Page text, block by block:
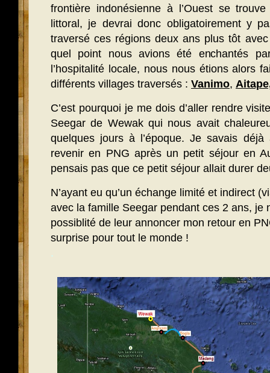
frontière indonésienne à l’Ouest se
littoral, je devrai donc obligatoirement y
traversé ces régions deux ans plus tôt
quel point nous avions été enchantés
l’hospitalité locale, nous nous étions alors
différents villages traversés : Vanimo,
C’est pourquoi je me dois d’aller rendre
Seegar de Wewak qui nous avait
quelques jours à l’époque. Je savais déjà
revenir en PNG après un petit séjour en
pensais pas que ce petit séjour allait durer
N’ayant eu qu’un échange limité et indirect
avec la famille Seegar pendant ces 2 ans, je
possiblité de leur annoncer mon retour en
surprise pour tout le monde !
.